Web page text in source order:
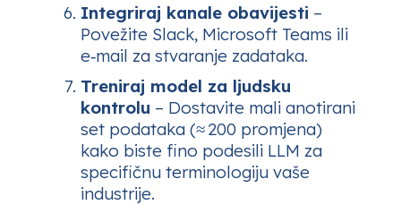
Integriraj kanale obavijesti –
Povežite Slack, Microsoft Teams ili
e‑mail za stvaranje zadataka.
Treniraj model za ljudsku
kontrolu – Dostavite mali anotirani
set podataka (≈ 200 promjena)
kako biste fino podesili LLM za
specifičnu terminologiju vaše
industrije.